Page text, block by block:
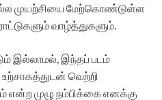
நல்ல முயற்சியை மேற்கொண்டுள்ள
வாழ்த்துகளும்.
இல்லாமல், இந்தப் படம்
உற்சாகத்துடன் வெற்றி
முழு நம்பிக்கை எனக்கு